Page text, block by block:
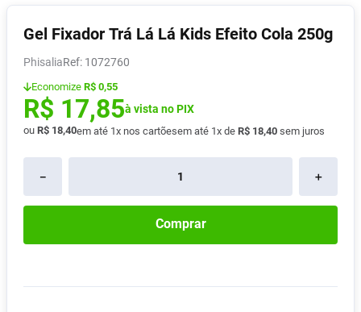
Gel Fixador Trá Lá Lá Kids Efeito Cola 250g
Phisalia : 1072760
Economize R$ 0,55
R$ 17,85à vista no PIX
ou R$ 18,40em até 1x nos cartõesem até 1x de R$ 18,40 sem juros
＋
－
Comprar
5º Fralda G
6º Shampoo
7º Desodorante
8º Absorvente
9 Lavitan
10º Vitamina D